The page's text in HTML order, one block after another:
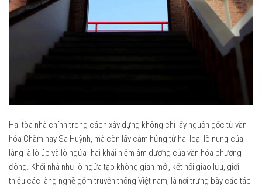
Hai tòa nhà chính trong cách xây dựng không chỉ lấy nguồn gốc từ văn
hóa Chăm hay Sa Huỳnh, mà còn lấy cảm hứng từ hai loại lò nung của
làng là lò úp và lò ngửa- hai khái niệm âm dương của văn hóa phương
đông. Khối nhà như lò ngửa tạo không gian mở , kết nối giao lưu, giới
thiệu các làng nghề gốm truyền thống Việt nam, là nơi trưng bày các tác